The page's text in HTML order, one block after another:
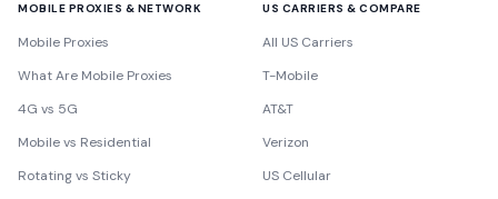
MOBILE PROXIES & NETWORK
Mobile Proxies
What Are Mobile Proxies
4G vs 5G
Mobile vs Residential
Rotating vs Sticky
US CARRIERS & COMPARE
All US Carriers
T-Mobile
AT&T
Verizon
US Cellular